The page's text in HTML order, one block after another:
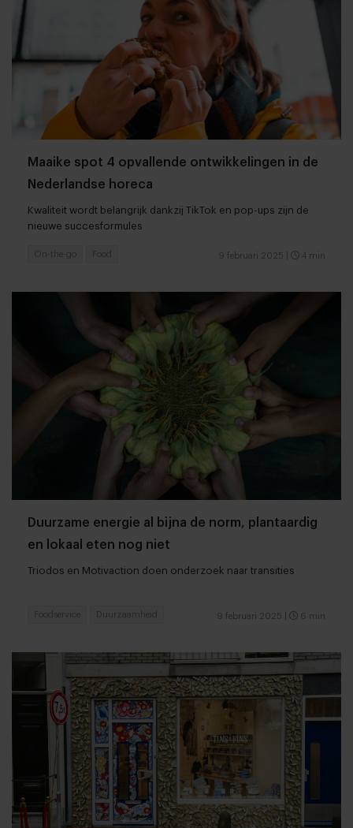
Maaike spot 4 opvallende ontwikkelingen in de
Nederlandse horeca
Kwaliteit wordt belangrijk dankzij TikTok en pop-ups zijn de
nieuwe succesformules
9 februari 2025 4 min
On-the-go Food
Duurzame energie al bijna de norm, plantaardig
en lokaal eten nog niet
Triodos en Motivaction doen onderzoek naar transities
9 februari 2025 6 min
Foodservice Duurzaamheid